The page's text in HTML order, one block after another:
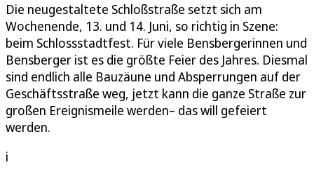
Die neugestaltete Schloßstraße setzt sich am
Wochenende, 13. und 14. Juni, so richtig in Szene:
beim Schlossstadtfest. Für viele Bensbergerinnen und
Bensberger ist es die größte Feier des Jahres. Diesmal
sind endlich alle Bauzäune und Absperrungen auf der
Geschäftsstraße weg, jetzt kann die ganze Straße zur
großen Ereignismeile werden– das will gefeiert
werden.
i